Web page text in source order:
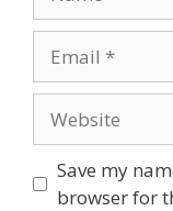
Save my
browser for